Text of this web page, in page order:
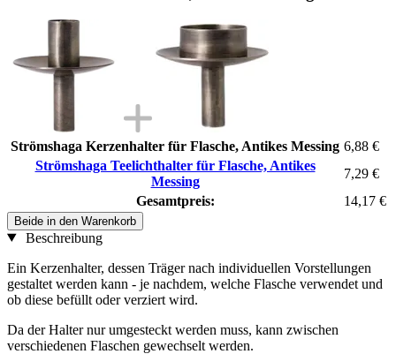
Strömshaga Kerzenhalter für Flasche, Antikes Messing 6,88 €
Strömshaga Teelichthalter für Flasche, Antikes
Messing
7,29 €
Gesamtpreis:
14,17 €
Beide in den Warenkorb
Beschreibung
Ein Kerzenhalter, dessen Träger nach individuellen Vorstellungen
gestaltet werden kann - je nachdem, welche Flasche verwendet und
ob diese befüllt oder verziert wird.
Da der Halter nur umgesteckt werden muss, kann zwischen
verschiedenen Flaschen gewechselt werden.